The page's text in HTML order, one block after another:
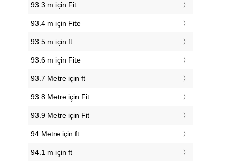
93.3 m için Fit
93.4 m için Fite
93.5 m için ft
93.6 m için Fite
93.7 Metre için ft
93.8 Metre için Fit
93.9 Metre için Fit
94 Metre için ft
94.1 m için ft